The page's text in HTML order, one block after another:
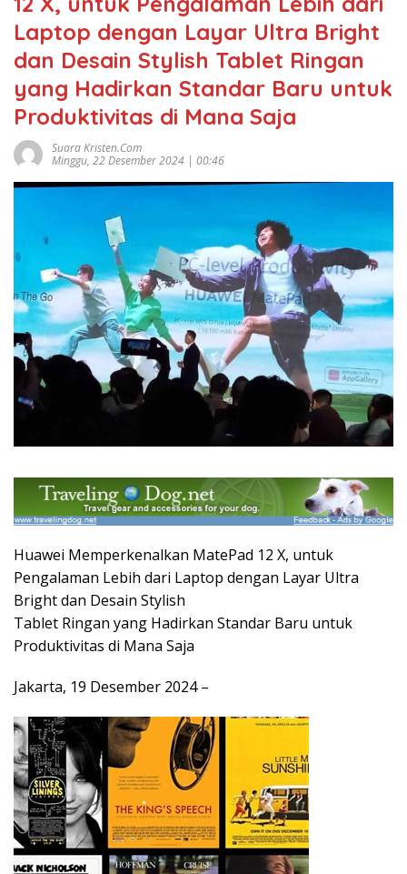
Laptop dengan Layar Ultra Bright
dan Desain Stylish Tablet Ringan
yang Hadirkan Standar Baru untuk
Produktivitas di Mana Saja
Suara Kristen.com
Minggu, 22 Desember 2024 | 00:46
Huawei Memperkenalkan MatePad 12 X, untuk
Pengalaman Lebih dari Laptop dengan Layar Ultra
Bright dan Desain Stylish
Tablet Ringan yang Hadirkan Standar Baru untuk
Produktivitas di Mana Saja
Jakarta, 19 Desember 2024 –